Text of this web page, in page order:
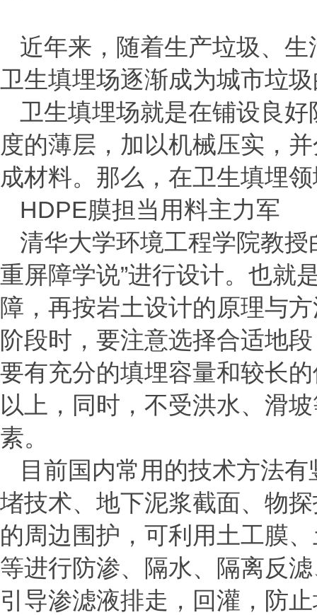
近年来，随着生产垃圾、
卫生填埋场逐渐成为城市垃
卫生填埋场就是在铺设良
度的薄层，加以机械压实，
成材料。那么，在卫生填埋
HDPE膜担当用料主力军
清华大学环境工程学院教
重屏障学说”进行设计。也就
障，再按岩土设计的原理与
阶段时，要注意选择合适地
要有充分的填埋容量和较长
以上，同时，不受洪水、滑
素。
目前国内常用的技术方法
堵技术、地下泥浆截面、物
的周边围护，可利用土工膜
等进行防渗、隔水、隔离反
引导渗滤液排走，回灌，防